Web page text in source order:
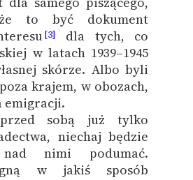
to być dokument
[3]
dla tych, co
w latach 1939–1945
skórze. Albo byli
krajem, w obozach,
emigracji.
sobą już tylko
niechaj będzie
nimi podumać.
w jakiś sposób